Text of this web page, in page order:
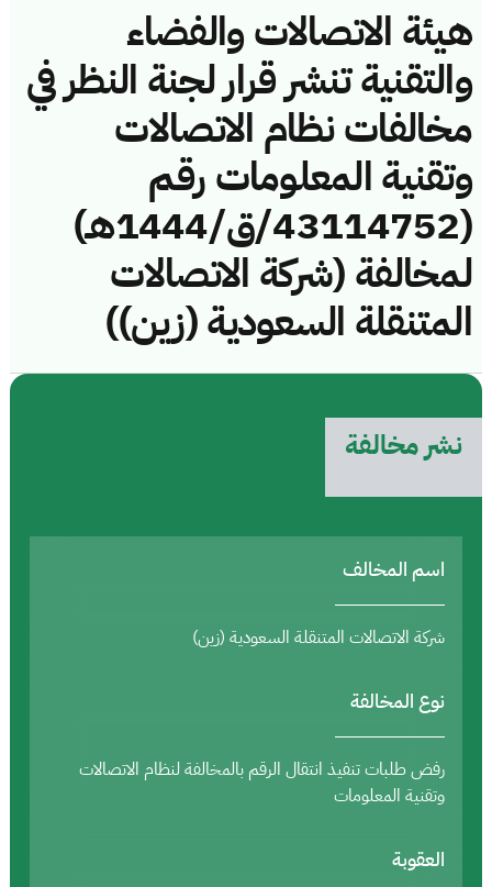
هيئة الاتصالات والفضاء
والتقنية تنشر قرار لجنة النظر في
مخالفات نظام الاتصالات
وتقنية المعلومات رقم
(43114752/ق/1444هـ)
لمخالفة (شركة الاتصالات
المتنقلة السعودية (زين))
نشر مخالفة
اسم المخالف
شركة الاتصالات المتنقلة السعودية (زين)
نوع المخالفة
رفض طلبات تنفيذ انتقال الرقم بالمخالفة لنظام الاتصالات
وتقنية المعلومات
العقوبة